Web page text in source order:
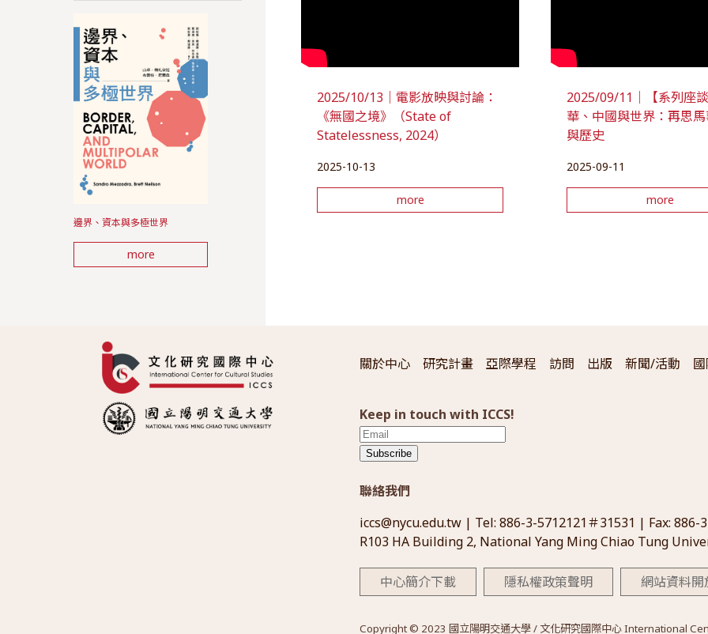
邊界、資本與多極世界
more
2025/10/13｜電影放映與討論：
《無國之境》（State of
Statelessness, 2024）
2025-10-13
more
2025/09/11｜【系列座
華、中國與世界：再思
與歷史
2025-09-11
more
關於中心 研究計畫 亞際學程 訪問 出版 新聞/活動
Keep in touch with ICCS!
Subscribe
聯絡我們
iccs@nycu.edu.tw | Tel: 886-3-5712121＃31531 | Fax: 886-
R103 HA Building 2, National Yang Ming Chiao Tung
中心簡介下載 隱私權政策聲明 網站資料開
Copyright © 2023 國立陽明交通大學 / 文化研究國際中心 International